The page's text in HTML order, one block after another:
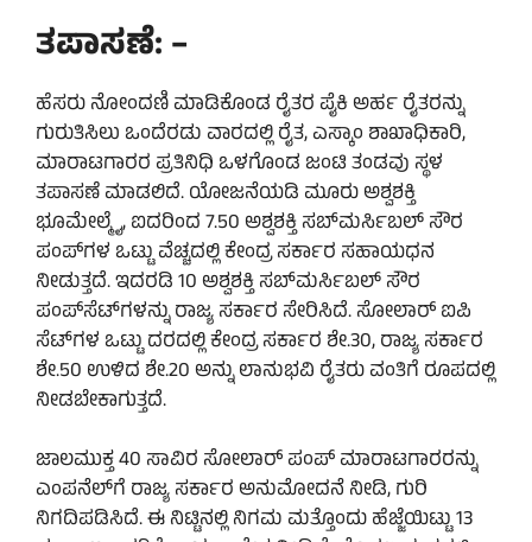
ತಪಾಸಣೆ: –
ಹೆಸರು ನೋಂದಣಿ ಮಾಡಿಕೊಂಡ ರೈತರ ಪೈಕಿ ಅರ್ಹ ರೈತರನ್ನು
ಗುರುತಿಸಿಲು ಒಂದೆರಡು ವಾರದಲ್ಲಿ ರೈತ, ಎಸ್ಕಾಂ ಶಾಖಾಧಿಕಾರಿ,
ಮಾರಾಟಗಾರರ ಪ್ರತಿನಿಧಿ ಒಳಗೊಂಡ ಜಂಟಿ ತಂಡವು ಸ್ಥಳ
ತಪಾಸಣೆ ಮಾಡಲಿದೆ. ಯೋಜನೆಯಡಿ ಮೂರು ಅಶ್ವಶಕ್ತಿ
ಭೂಮೇಲ್ಮೈ, ಐದರಿಂದ 7.50 ಅಶ್ವಶಕ್ತಿ ಸಬ್‌ಮರ್ಸಿಬಲ್ ಸೌರ
ಪಂಪ್‌ಗಳ ಒಟ್ಟು ವೆಚ್ಚದಲ್ಲಿ ಕೇಂದ್ರ ಸರ್ಕಾರ ಸಹಾಯಧನ
ನೀಡುತ್ತದೆ. ಇದರಡಿ 10 ಅಶ್ವಶಕ್ತಿ ಸಬ್‌ಮರ್ಸಿಬಲ್ ಸೌರ
ಪಂಪ್‌ಸೆಟ್‌ಗಳನ್ನು ರಾಜ್ಯ ಸರ್ಕಾರ ಸೇರಿಸಿದೆ. ಸೋಲಾರ್ ಐಪಿ
ಸೆಟ್‌ಗಳ ಒಟ್ಟು ದರದಲ್ಲಿ ಕೇಂದ್ರ ಸರ್ಕಾರ ಶೇ.30, ರಾಜ್ಯ ಸರ್ಕಾರ
ಶೇ.50 ಉಳಿದ ಶೇ.20 ಅನ್ನು ಲಾನುಭವಿ ರೈತರು ವಂತಿಗೆ ರೂಪದಲ್ಲಿ
ನೀಡಬೇಕಾಗುತ್ತದೆ.
ಜಾಲಮುಕ್ತ 40 ಸಾವಿರ ಸೋಲಾರ್ ಪಂಪ್ ಮಾರಾಟಗಾರರನ್ನು
ಎಂಪನೆಲ್‌ಗೆ ರಾಜ್ಯ ಸರ್ಕಾರ ಅನುಮೋದನೆ ನೀಡಿ, ಗುರಿ
ನಿಗದಿಪಡಿಸಿದೆ. ಈ ನಿಟ್ಟಿನಲ್ಲಿ ನಿಗಮ ಮತ್ತೊಂದು ಹೆಜ್ಜೆಯಿಟ್ಟು 13